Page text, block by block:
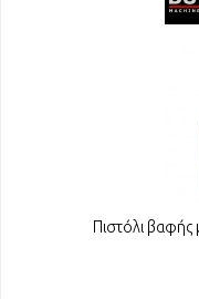
Πιστόλι βαφής